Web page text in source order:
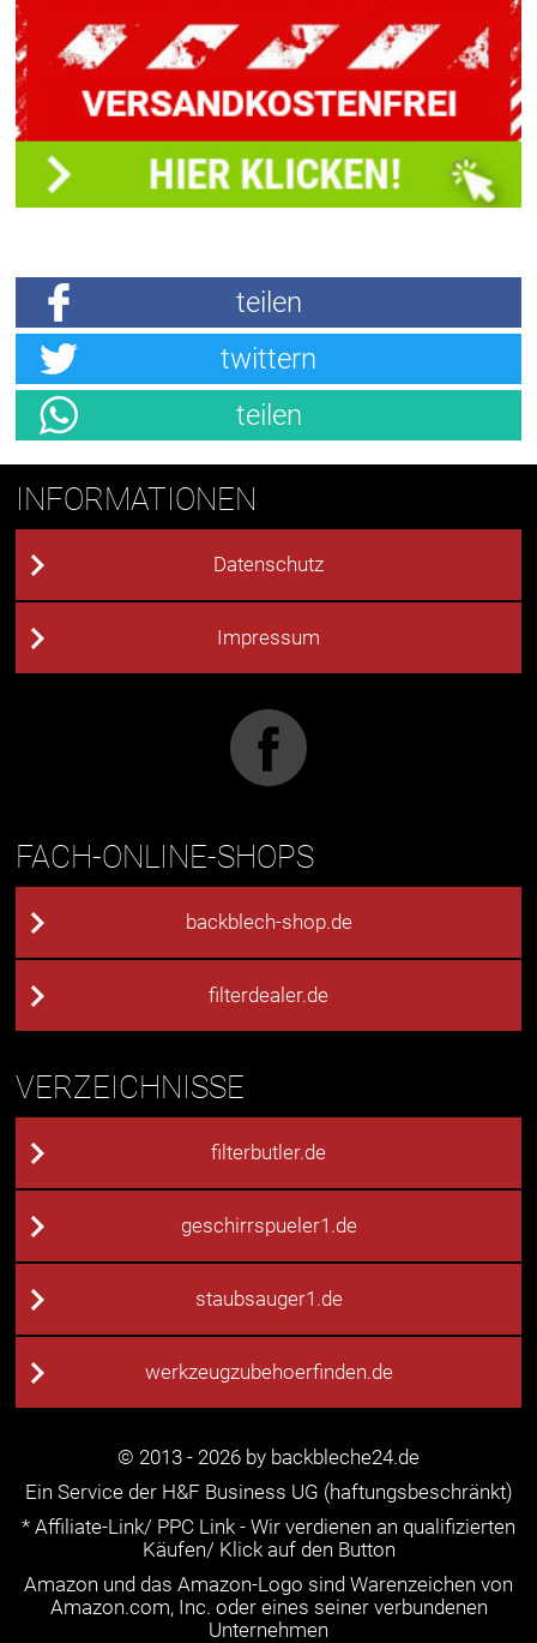
teilen
twittern
teilen
INFORMATIONEN
Datenschutz
Impressum
FACH-ONLINE-SHOPS
backblech-shop.de
filterdealer.de
VERZEICHNISSE
filterbutler.de
geschirrspueler1.de
staubsauger1.de
werkzeugzubehoerfinden.de
© 2013 - 2026 by backbleche24.de
Ein Service der H&F Business UG (haftungsbeschränkt)
* Affiliate-Link/ PPC Link - Wir verdienen an qualifizierten
Käufen/ Klick auf den Button
Amazon und das Amazon-Logo sind Warenzeichen von
Amazon.com, Inc. oder eines seiner verbundenen
Unternehmen